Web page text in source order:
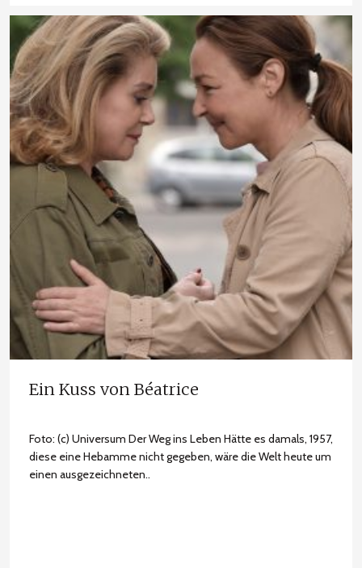
Ein Kuss von Béatrice
Foto: (c) Universum Der Weg ins Leben Hätte es damals, 1957,
diese eine Hebamme nicht gegeben, wäre die Welt heute um
einen ausgezeichneten..